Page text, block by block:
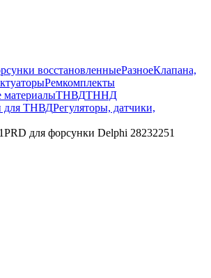
восстановленныеРазноеКлапана,
Ремкомплекты
материалыТНВДТННД
для ТНВДРегуляторы, датчики,
для форсунки Delphi 28232251